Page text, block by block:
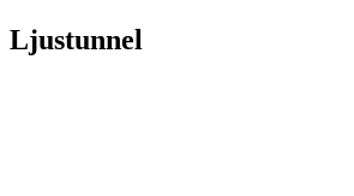
Ljustunnel